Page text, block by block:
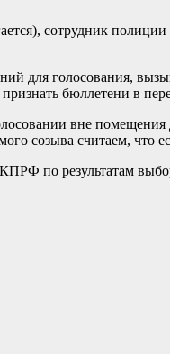
сотрудник
для голосования,
бюллетени в
вне помещения
созыва считаем, что
по результатам